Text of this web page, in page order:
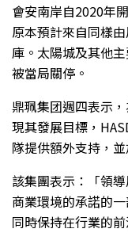
會安南岸自2020年
原本預計來自同樣
庫。太陽城及其他
被當局關停。
鼎珮集团週四表示
現其發展目標，
隊提供額外支持，
該集團表示：「領
商業環境的承諾的
同時保持在行業的前